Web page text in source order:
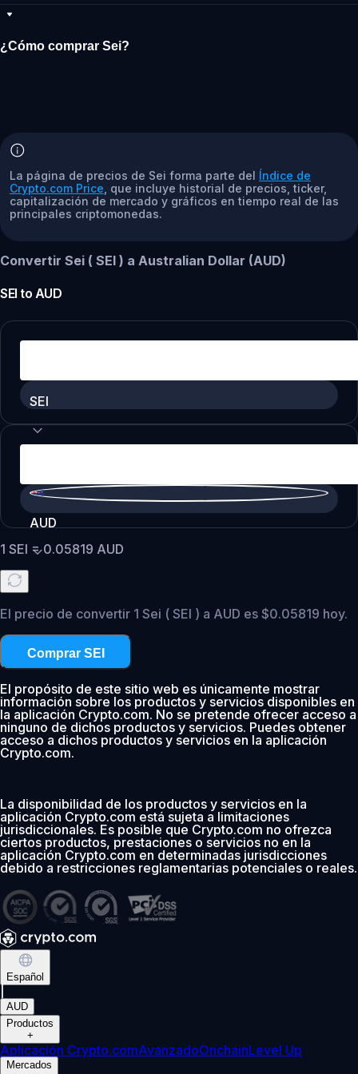
¿Cómo comprar Sei?
La página de precios de Sei forma parte del Índice de
Crypto.com Price , que incluye historial de precios, ticker,
capitalización de mercado y gráficos en tiempo real de las
principales criptomonedas.
Convertir Sei ( SEI ) a Australian Dollar (AUD)
SEI to AUD
SEI
AUD
1 SEI =0.05819 AUD
El precio de convertir 1 Sei ( SEI ) a AUD es $0.05819 hoy.
Comprar SEI
El propósito de este sitio web es únicamente mostrar
información sobre los productos y servicios disponibles en
la aplicación Crypto.com. No se pretende ofrecer acceso a
ninguno de dichos productos y servicios. Puedes obtener
acceso a dichos productos y servicios en la aplicación
Crypto.com.
La disponibilidad de los productos y servicios en la
aplicación Crypto.com está sujeta a limitaciones
jurisdiccionales. Es posible que Crypto.com no ofrezca
ciertos productos, prestaciones o servicios no en la
aplicación Crypto.com en determinadas jurisdicciones
debido a restricciones reglamentarias potenciales o reales.
Español
AUD
Productos
+
Aplicación Crypto.comAvanzadoOnchainLevel Up
Mercados